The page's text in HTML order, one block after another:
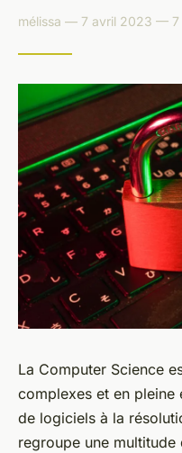
mélissa — 7 avril 2023 — 7
La Computer Science
complexes et en
de logiciels à la
regroupe une